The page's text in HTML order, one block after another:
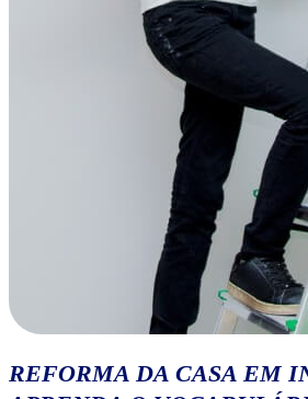
REFORMA DA CASA EM